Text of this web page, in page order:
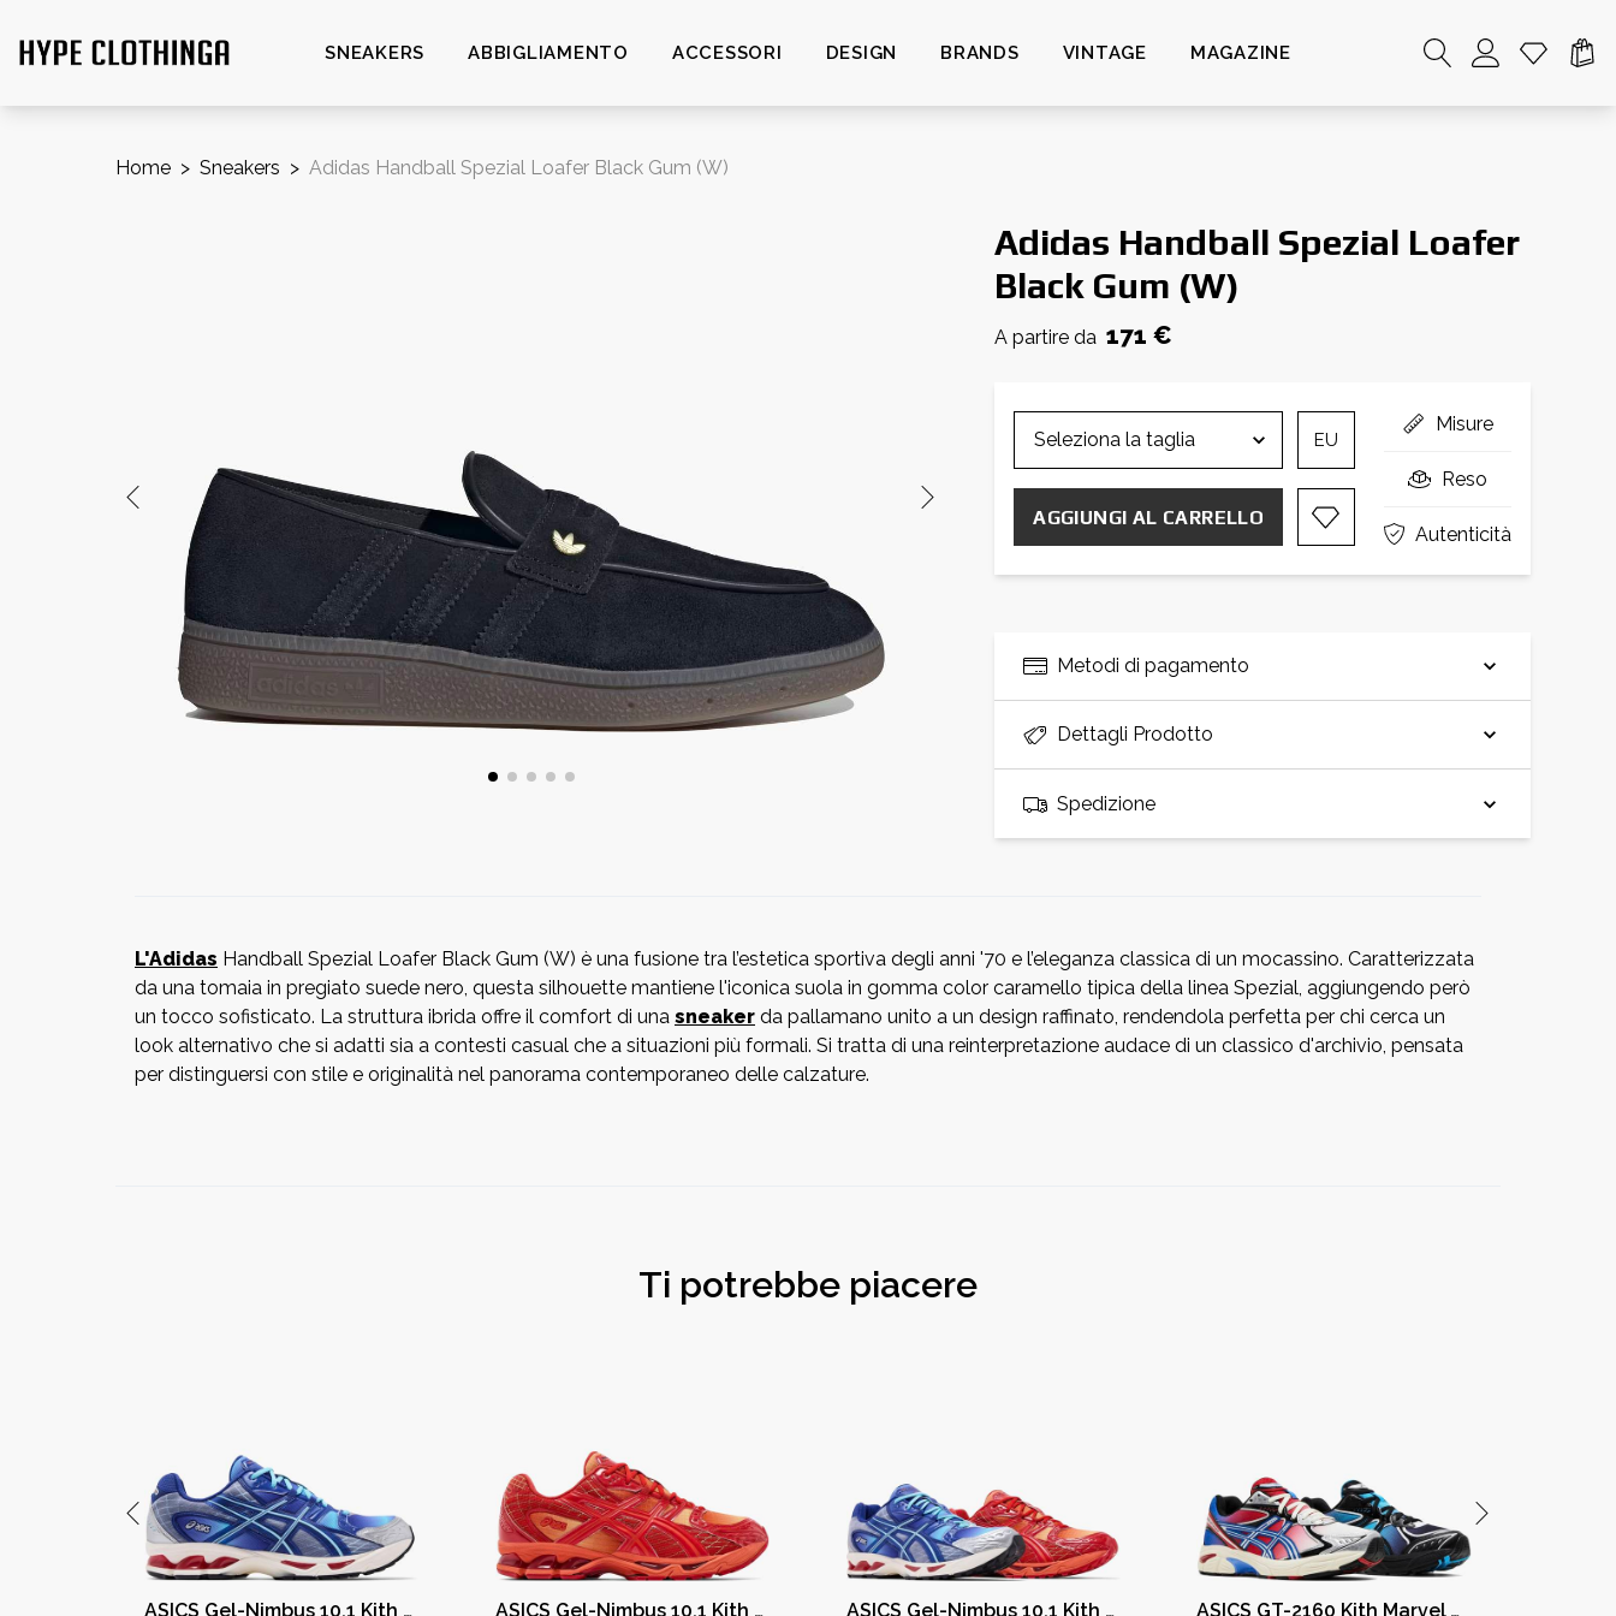
SNEAKERS ABBIGLIAMENTO ACCESSORI DESIGN BRANDS VINTAGE MAGAZINE
Home > Sneakers > Adidas Handball Spezial Loafer Black Gum (W)
Adidas Handball Spezial Loafer
Black Gum (W)
A partire da 171 €
EU
AGGIUNGI AL CARRELLO
Misure
Reso
Autenticità
Metodi di pagamento
Dettagli Prodotto
Spedizione
L'Adidas Handball Spezial Loafer Black Gum (W) è una fusione tra l’estetica sportiva degli anni '70 e l’eleganza classica di un mocassino. Caratterizzata
da una tomaia in pregiato suede nero, questa silhouette mantiene l'iconica suola in gomma color caramello tipica della linea Spezial, aggiungendo però
un tocco sofisticato. La struttura ibrida offre il comfort di una sneaker da pallamano unito a un design raffinato, rendendola perfetta per chi cerca un
look alternativo che si adatti sia a contesti casual che a situazioni più formali. Si tratta di una reinterpretazione audace di un classico d'archivio, pensata
per distinguersi con stile e originalità nel panorama contemporaneo delle calzature.
Ti potrebbe piacere
ASICS Gel-Nimbus 10.1 Kith Marvel vs. Capcom Mega Man (Comic Not Included) ASICS Gel-Nimbus 10.1 Kith Marvel vs. Capcom Iron Man (Comic Not Included) ASICS Gel-Nimbus 10.1 Kith Marvel vs. Capcom Iron Man vs. Mega Man Sealed Box (Comic Included) ASICS GT-2160 Kith Marvel Villains Spider-Man/Venom Battle Spectra Pack Sealed Box (Comic Included)